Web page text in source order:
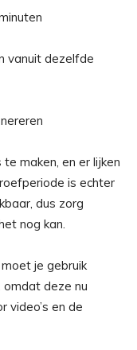
vanuit dezelfde
maken, en er lijken
is echter
dus zorg
nog kan.
je gebruik
omdat deze nu
video’s en de